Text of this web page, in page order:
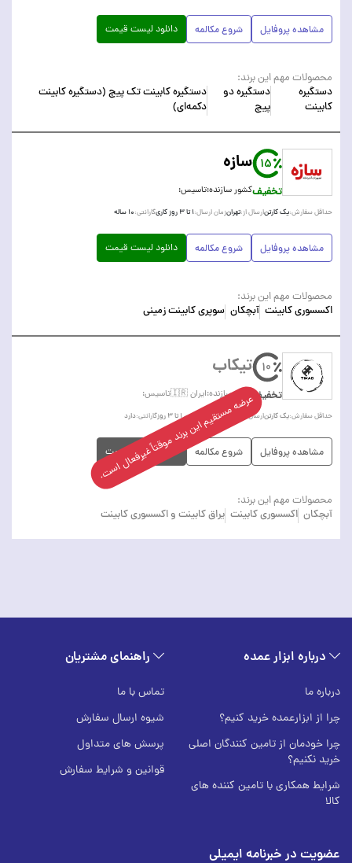
مشاهده پروفایل شروع مکالمه دانلود لیست قیمت
محصولات مهم این برند:
دستگیره
کابینت
دستگیره دو
پیچ
دستگیره کابینت تک پیچ (دستگیره کابینت
دکمه‌ای)
15
تخفیف
سازه
کشور سازنده:تاسیس:
حداقل سفارش:یک کارتنارسال از:تهرانزمان ارسال:۱ تا ۳ روز کاری گارانتی:۱۰ ساله
مشاهده پروفایل شروع مکالمه دانلود لیست قیمت
محصولات مهم این برند:
اکسسوری کابینت آبچکان سوپری کابینت زمینی
عرضه مستقیم این برند موقتاً غیرفعال است.
10
تخفیف
تیکاب
کشور سازنده:ایران 🇮🇷 تاسیس:
حداقل سفارش:یک کارتنارسال از: تهرانزمان ارسال: بین ۱ تا ۳ روز گارانتی:دارد
مشاهده پروفایل شروع مکالمه دانلود لیست قیمت
محصولات مهم این برند:
آبچکان اکسسوری کابینت یراق کابینت و اکسسوری کابینت
درباره ابزار عمده
درباره ما
چرا از ابزارعمده خرید کنیم؟
چرا خودمان از تامین کنندگان اصلی
خرید نکنیم؟
شرایط همکاری با تامین کننده های
کالا
راهنمای مشتریان
تماس با ما
شیوه ارسال سفارش
پرسش های متداول
قوانین و شرایط سفارش
عضویت در خبرنامه ایمیلی